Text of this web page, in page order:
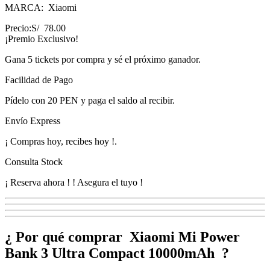
MARCA: Xiaomi
Precio:S/ 78.00
¡Premio Exclusivo!
Gana 5 tickets por compra y sé el próximo ganador.
Facilidad de Pago
Pídelo con 20 PEN y paga el saldo al recibir.
Envío Express
¡ Compras hoy, recibes hoy !.
Consulta Stock
¡ Reserva ahora ! ! Asegura el tuyo !
¿ Por qué comprar Xiaomi Mi Power
Bank 3 Ultra Compact 10000mAh ?